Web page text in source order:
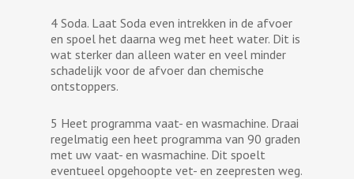
4 Soda. Laat Soda even intrekken in de afvoer
en spoel het daarna weg met heet water. Dit is
wat sterker dan alleen water en veel minder
schadelijk voor de afvoer dan chemische
ontstoppers.
5 Heet programma vaat- en wasmachine. Draai
regelmatig een heet programma van 90 graden
met uw vaat- en wasmachine. Dit spoelt
eventueel opgehoopte vet- en zeepresten weg.